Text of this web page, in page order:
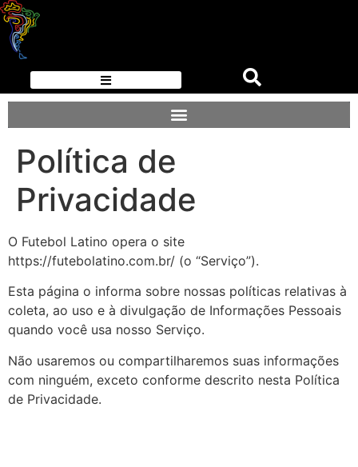
Política de
Privacidade
O Futebol Latino opera o site
https://futebolatino.com.br/ (o “Serviço”).
Esta página o informa sobre nossas políticas relativas à
coleta, ao uso e à divulgação de Informações Pessoais
quando você usa nosso Serviço.
Não usaremos ou compartilharemos suas informações
com ninguém, exceto conforme descrito nesta Política
de Privacidade.